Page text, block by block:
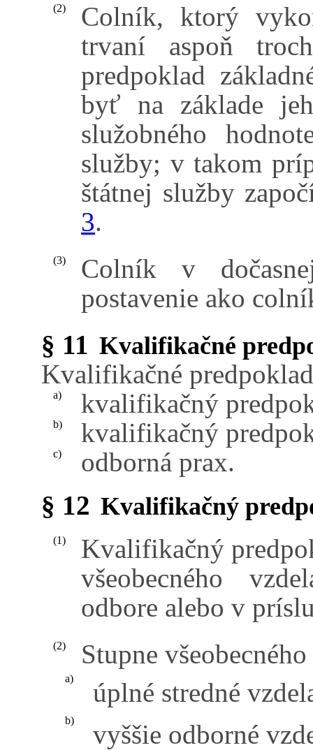
(2)
Colník, ktorý
trvaní aspoň
predpoklad
byť na základe
služobného
služby; v takom
štátnej služby
3.
(3)
Colník v
postavenie ako
§ 11 Kvalifikačné
Kvalifikačné
a) kvalifikačný
b) kvalifikačný
c)
odborná prax.
§ 12 Kvalifikačný
(1)
Kvalifikačný
všeobecného
odbore alebo v
(2) Stupne
a) úplné stredné
b) vyššie odborné